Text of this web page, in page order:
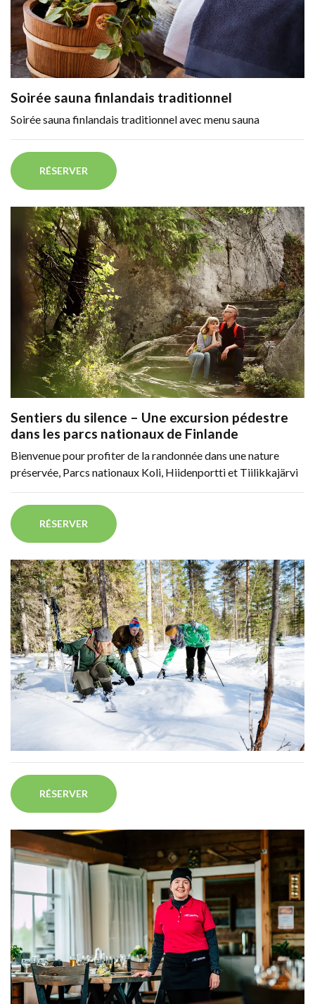
Soirée sauna finlandais traditionnel
Soirée sauna finlandais traditionnel avec menu sauna
RÉSERVER
Sentiers du silence – Une excursion pédestre
dans les parcs nationaux de Finlande
Bienvenue pour profiter de la randonnée dans une nature
préservée, Parcs nationaux Koli, Hiidenportti et Tiilikkajärvi
RÉSERVER
RÉSERVER